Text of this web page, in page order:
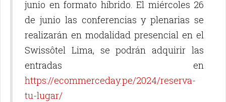
junio en formato híbrido. El miércoles 26
de junio las conferencias y plenarias se
realizarán en modalidad presencial en el
Swissôtel Lima, se podrán adquirir las
entradas en
https://ecommerceday.pe/2024/reserva-
tu-lugar/